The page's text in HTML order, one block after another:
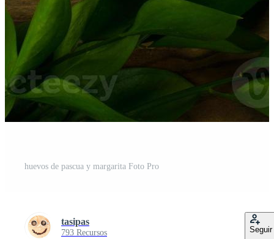
huevos de pascua y margarita Foto Pro
tasipas
793 Recursos Seguir